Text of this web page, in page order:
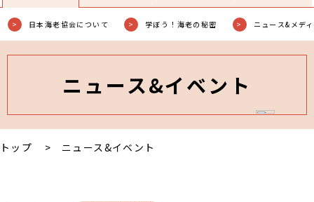
日本海老協会について 学ぼう！海老の秘密 ニュース&メデ
ニュース&イベント
トップ ニュース&イベント